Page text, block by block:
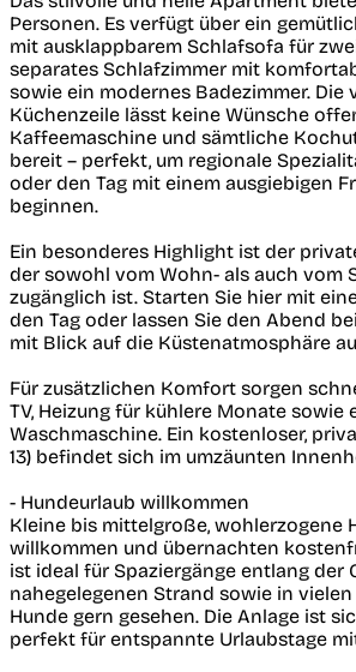
Personen. Es verfügt über ein
mit ausklappbarem Schlafsofa für
separates Schlafzimmer mit
sowie ein modernes Badezimmer. Die
Küchenzeile lässt keine Wünsche
Kaffeemaschine und sämtliche
bereit – perfekt, um regionale
oder den Tag mit einem ausgiebigen
beginnen.
Ein besonderes Highlight ist der
der sowohl vom Wohn- als auch vom
zugänglich ist. Starten Sie hier mit
den Tag oder lassen Sie den Abend
mit Blick auf die Küstenatmosphäre
Für zusätzlichen Komfort sorgen
TV, Heizung für kühlere Monate sowie
Waschmaschine. Ein kostenloser,
13) befindet sich im umzäunten
- Hundeurlaub willkommen
Kleine bis mittelgroße, wohlerzogene
willkommen und übernachten
ist ideal für Spaziergänge entlang der
nahegelegenen Strand sowie in
Hunde gern gesehen. Die Anlage ist
perfekt für entspannte Urlaubstage